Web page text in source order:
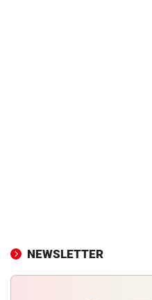
NEWSLETTER